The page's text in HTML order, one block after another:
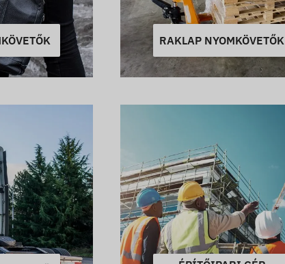
RAKLAP NYOMKÖVETŐK